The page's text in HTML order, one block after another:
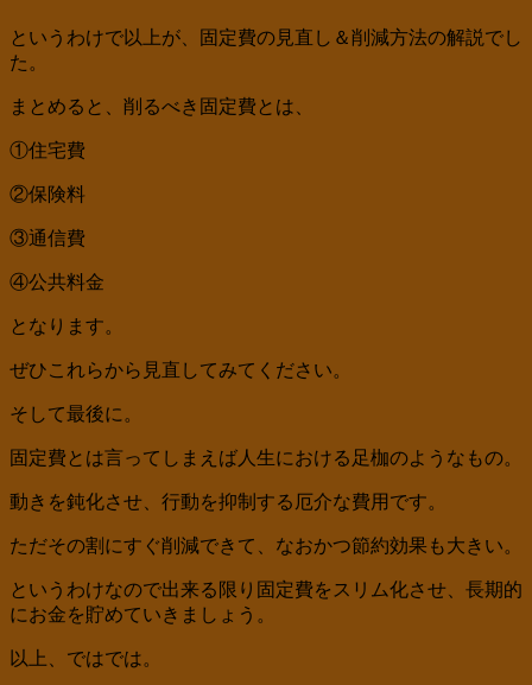
というわけで以上が、固定費の見直し＆削減方法の解説でし
た。
まとめると、削るべき固定費とは、
①住宅費
②保険料
③通信費
④公共料金
となります。
ぜひこれらから見直してみてください。
そして最後に。
固定費とは言ってしまえば人生における足枷のようなもの。
動きを鈍化させ、行動を抑制する厄介な費用です。
ただその割にすぐ削減できて、なおかつ節約効果も大きい。
というわけなので出来る限り固定費をスリム化させ、長期的
にお金を貯めていきましょう。
以上、ではでは。